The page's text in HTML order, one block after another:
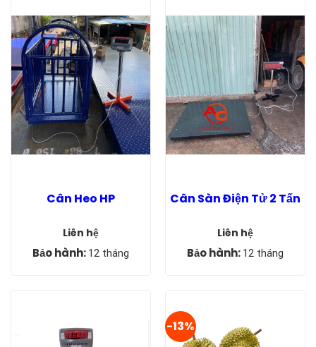
Cân Heo HP
Liên hệ
Bảo hành: 12 tháng
Cân Sàn Điện Tử 2 Tấn
Liên hệ
Bảo hành: 12 tháng
-13%